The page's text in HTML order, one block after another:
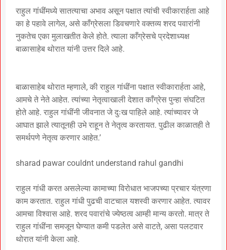
राहुल गांधींमध्ये सातत्याचा अभाव असून पक्षात त्यांची स्वीकारार्हता आहे
का हे पहावे लागेल, असे काँग्रेसला डिवचणारे वक्तव्य शरद पवारांनी
नुकतेच एका मुलाखतीत केले होते. त्याला काँग्रेसचे प्रदेशाध्यक्ष
बाळासाहेब थोरात यांनी उत्तर दिले आहे.
बाळासाहेब थोरात म्हणाले, की राहुल गांधींना पक्षात स्वीकारार्हता आहे,
आमचे ते नेते आहेत. त्यांच्या नेतृत्वाखाली देशात काँग्रेस पुन्हा संघटित
होते आहे. राहुल गांधींनी जीवनात जे दुःख पाहिले आहे. त्यांच्यावर जे
आघात झाले त्यातूनही उभे राहून ते नेतृत्व करतायत. पुढील काळातही ते
समर्थपणे नेतृत्व करणार आहेत.’
sharad pawar couldnt understand rahul gandhi
राहुल गांधी करत असलेल्या कामाच्या विरोधात भाजपच्या प्रचार यंत्रणा
काम करतात. राहुल गांधी पुढची वाटचाल यशस्वी करणार आहेत. त्यावर
आमचा विश्वास आहे. शरद पवारांचे ज्येष्ठत्व आम्ही मान्य करतो. मात्र ते
राहुल गांधींना समजून घेण्यात कमी पडलेत असे वाटते, असा पलटवार
थोरात यांनी केला आहे.